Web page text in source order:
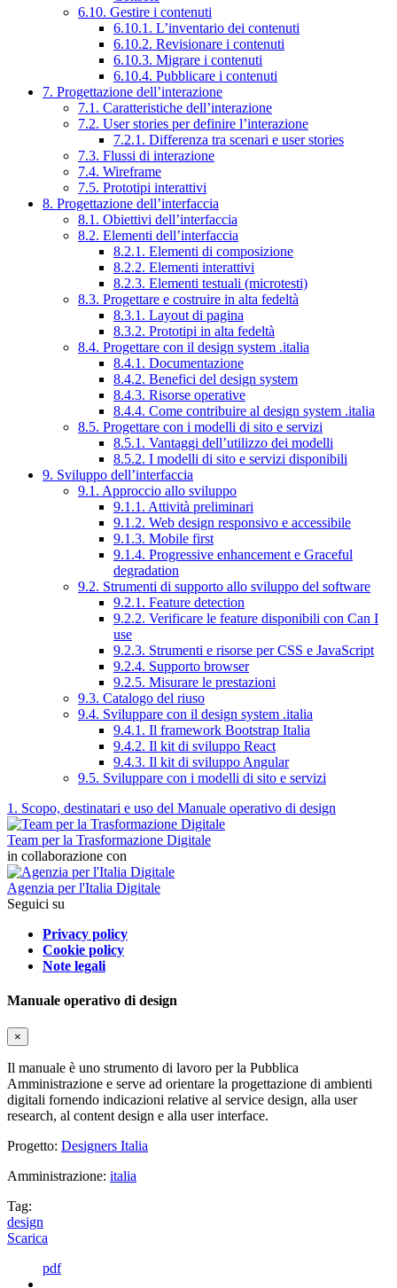
6.10. Gestire i contenuti
6.10.1. L’inventario dei contenuti
6.10.2. Revisionare i contenuti
6.10.3. Migrare i contenuti
6.10.4. Pubblicare i contenuti
7. Progettazione dell’interazione
7.1. Caratteristiche dell’interazione
7.2. User stories per definire l’interazione
7.2.1. Differenza tra scenari e user stories
7.3. Flussi di interazione
7.4. Wireframe
7.5. Prototipi interattivi
8. Progettazione dell’interfaccia
8.1. Obiettivi dell’interfaccia
8.2. Elementi dell’interfaccia
8.2.1. Elementi di composizione
8.2.2. Elementi interattivi
8.2.3. Elementi testuali (microtesti)
8.3. Progettare e costruire in alta fedeltà
8.3.1. Layout di pagina
8.3.2. Prototipi in alta fedeltà
8.4. Progettare con il design system .italia
8.4.1. Documentazione
8.4.2. Benefici del design system
8.4.3. Risorse operative
8.4.4. Come contribuire al design system .italia
8.5. Progettare con i modelli di sito e servizi
8.5.1. Vantaggi dell’utilizzo dei modelli
8.5.2. I modelli di sito e servizi disponibili
9. Sviluppo dell’interfaccia
9.1. Approccio allo sviluppo
9.1.1. Attività preliminari
9.1.2. Web design responsivo e accessibile
9.1.3. Mobile first
9.1.4. Progressive enhancement e Graceful
degradation
9.2. Strumenti di supporto allo sviluppo del software
9.2.1. Feature detection
9.2.2. Verificare le feature disponibili con Can I
use
9.2.3. Strumenti e risorse per CSS e JavaScript
9.2.4. Supporto browser
9.2.5. Misurare le prestazioni
9.3. Catalogo del riuso
9.4. Sviluppare con il design system .italia
9.4.1. Il framework Bootstrap Italia
9.4.2. Il kit di sviluppo React
9.4.3. Il kit di sviluppo Angular
9.5. Sviluppare con i modelli di sito e servizi
1. Scopo, destinatari e uso del Manuale operativo di design
Team per la Trasformazione Digitale
in collaborazione con
Agenzia per l'Italia Digitale
Seguici su
Privacy policy
Cookie policy
Note legali
Manuale operativo di design
×
Il manuale è uno strumento di lavoro per la Pubblica
Amministrazione e serve ad orientare la progettazione di ambienti
digitali fornendo indicazioni relative al service design, alla user
research, al content design e alla user interface.
Progetto: Designers Italia
Amministrazione: italia
Tag:
design
Scarica
pdf